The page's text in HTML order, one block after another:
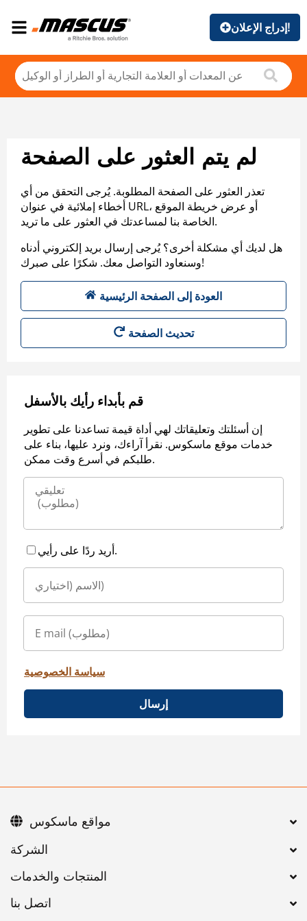
إدراج الإعلان!
لم يتم العثور على الصفحة
تعذر العثور على الصفحة المطلوبة. يُرجى التحقق من أي
أخطاء إملائية في عنوان URL، أو عرض خريطة الموقع
الخاصة بنا لمساعدتك في العثور على ما تريد.
هل لديك أي مشكلة أخرى؟ يُرجى إرسال بريد إلكتروني أدناه
وسنعاود التواصل معك. شكرًا على صبرك!
العودة إلى الصفحة الرئيسية
تحديث الصفحة
قم بأبداء رأيك بالأسفل
إن أسئلتك وتعليقاتك لهي أداة قيمة تساعدنا على تطوير
خدمات موقع ماسكوس. نقرأ آراءك، ونرد عليها، بناء على
طلبكم في أسرع وقت ممكن.
أريد ردًا على رأيي.
سياسة الخصوصية
إرسال
اتصل بنا
مواقع ماسكوس